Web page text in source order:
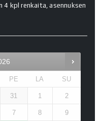
4 kpl renkaita, asennuksen
PE LA SU
31 1 2
7 8 9